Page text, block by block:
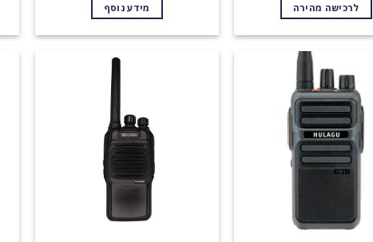
לרכישה מהירה מידע נוסף